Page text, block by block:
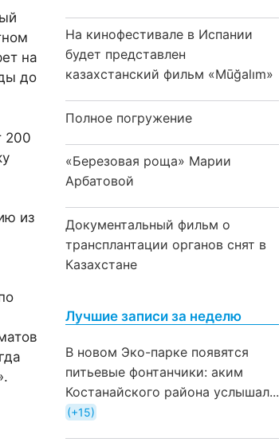
на
до
200
из
На кинофестивале в Испании
будет представлен
казахстанский фильм «Mūğalım»
Полное погружение
«Березовая роща» Марии
Арбатовой
Документальный фильм о
трансплантации органов снят в
Казахстане
Лучшие записи за неделю
В новом Эко-парке появятся
питьевые фонтанчики: аким
Костанайского района услышал...
+15